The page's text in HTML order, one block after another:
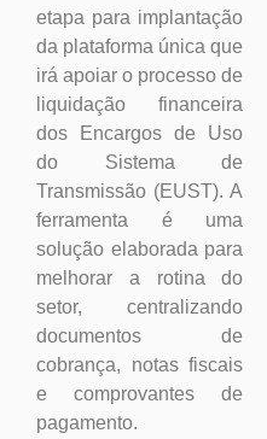
etapa para implantação
da plataforma única que
irá apoiar o processo de
liquidação financeira
dos Encargos de Uso
do Sistema de
Transmissão (EUST). A
ferramenta é uma
solução elaborada para
melhorar a rotina do
setor, centralizando
documentos de
cobrança, notas fiscais
e comprovantes de
pagamento.